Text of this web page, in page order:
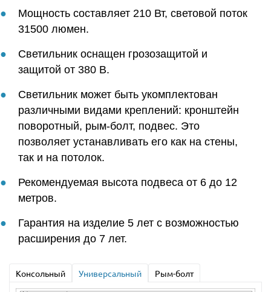
Мощность составляет 210 Вт, световой поток
31500 люмен.
Светильник оснащен грозозащитой и
защитой от 380 В.
Светильник может быть укомплектован
различными видами креплений: кронштейн
поворотный, рым-болт, подвес. Это
позволяет устанавливать его как на стены,
так и на потолок.
Рекомендуемая высота подвеса от 6 до 12
метров.
Гарантия на изделие 5 лет с возможностью
расширения до 7 лет.
Консольный Универсальный Рым-болт